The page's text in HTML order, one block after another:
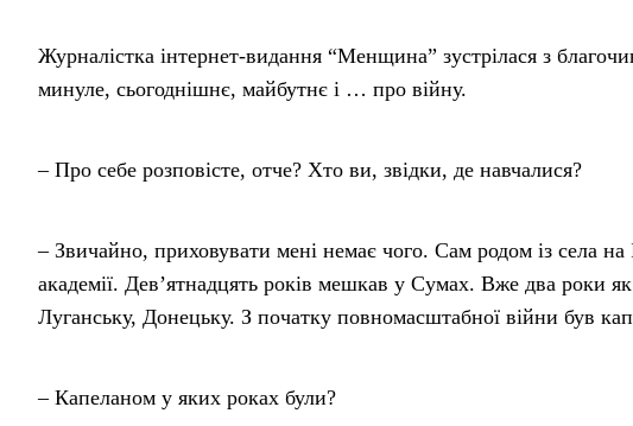
Журналістка інтернет-видання “Менщина” зустрілася з
минуле, сьогоднішнє, майбутнє і … про війну.
– Про себе розповісте, отче? Хто ви, звідки, де навчалися?
– Звичайно, приховувати мені немає чого. Сам родом із села
академії. Дев’ятнадцять років мешкав у Сумах. Вже два роки
Луганську, Донецьку. З початку повномасштабної війни був
– Капеланом у яких роках були?